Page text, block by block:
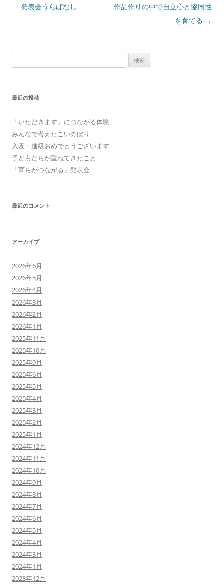
投
ン
← 発表会うらばなし
作品作りの中で自立心と協同性
を育てる →
索:
最近の投稿
「いただきます」につながる体験
みんなで考えたこいのぼり
入園・進級おめでとうございます
子どもたちが重ねてきたこと
「育ちがつながる」発表会
最近のコメント
アーカイブ
2026年6月
2026年5月
2026年4月
2026年3月
2026年2月
2026年1月
2025年11月
2025年10月
2025年9月
2025年6月
2025年5月
2025年4月
2025年3月
2025年2月
2025年1月
2024年12月
2024年11月
2024年10月
2024年9月
2024年8月
2024年7月
2024年6月
2024年5月
2024年4月
2024年3月
2024年1月
2023年12月